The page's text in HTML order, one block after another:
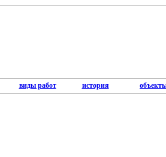
виды работ история